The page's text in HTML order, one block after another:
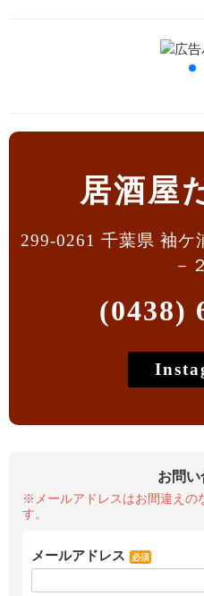
居酒屋
299-0261 千葉県 袖ケ
－
(0438)
お問
※メールアドレスはお間違えの
す。
メールアドレス 必須